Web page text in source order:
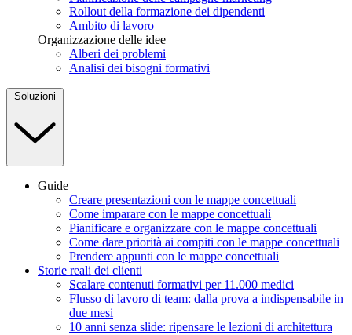
Rollout della formazione dei dipendenti
Ambito di lavoro
Organizzazione delle idee
Alberi dei problemi
Analisi dei bisogni formativi
Soluzioni
Guide
Creare presentazioni con le mappe concettuali
Come imparare con le mappe concettuali
Pianificare e organizzare con le mappe concettuali
Come dare priorità ai compiti con le mappe concettuali
Prendere appunti con le mappe concettuali
Storie reali dei clienti
Scalare contenuti formativi per 11.000 medici
Flusso di lavoro di team: dalla prova a indispensabile in
due mesi
10 anni senza slide: ripensare le lezioni di architettura